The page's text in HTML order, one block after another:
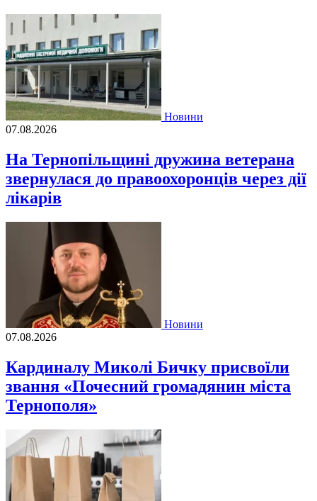
Новини
07.08.2026
На Тернопільщині дружина ветерана
звернулася до правоохоронців через дії
лікарів
Новини
07.08.2026
Кардиналу Миколі Бичку присвоїли
звання «Почесний громадянин міста
Тернополя»